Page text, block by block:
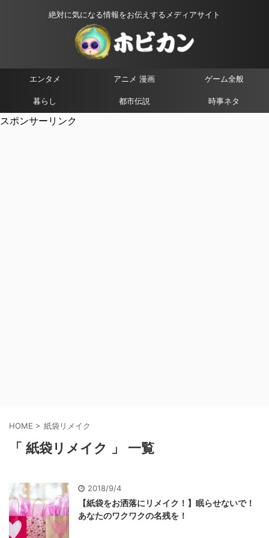
絶対に気になる情報をお伝えするメディアサイト
エンタメ アニメ 漫画 ゲーム全般
暮らし 都市伝説 時事ネタ
スポンサーリンク
HOME > 紙袋リメイク
「 紙袋リメイク 」 一覧
2018/9/4
【紙袋をお洒落にリメイク！】眠らせないで！
あなたのワクワクの名残を！